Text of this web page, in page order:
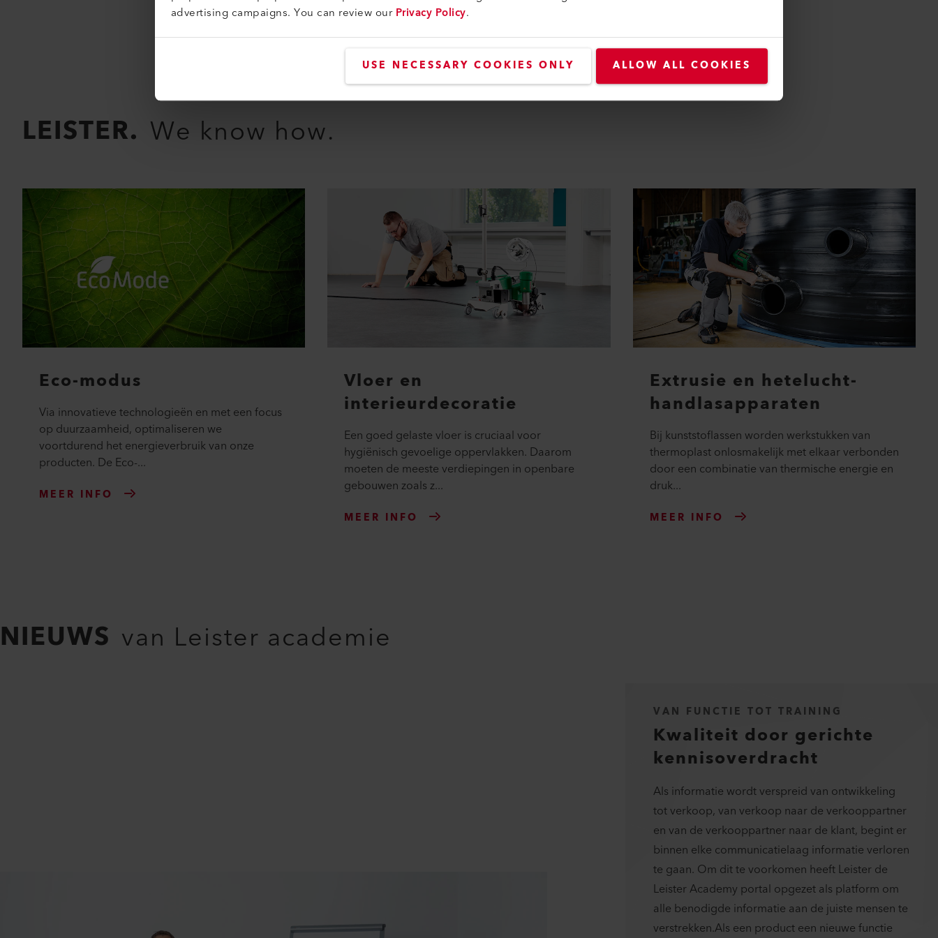
advertising campaigns. You can review ourPrivacy Policy.
USE NECESSARY COOKIES ONLY ALLOW ALL COOKIES
LEISTER. We know how.
Eco-modus
Via innovatieve technologieën en met een focus
op duurzaamheid, optimaliseren we
voortdurend het energieverbruik van onze
producten. De Eco-...
MEER INFO
Vloer en
interieurdecoratie
Een goed gelaste vloer is cruciaal voor
hygiënisch gevoelige oppervlakken. Daarom
moeten de meeste verdiepingen in openbare
gebouwen zoals z...
MEER INFO
Extrusie en hetelucht-
handlasapparaten
Bij kunststoflassen worden werkstukken van
thermoplast onlosmakelijk met elkaar verbonden
door een combinatie van thermische energie en
druk...
MEER INFO
NIEUWS van Leister academie
VAN FUNCTIE TOT TRAINING
Kwaliteit door gerichte
kennisoverdracht
Als informatie wordt verspreid van ontwikkeling
tot verkoop, van verkoop naar de verkooppartner
en van de verkooppartner naar de klant, begint er
binnen elke communicatielaag informatie verloren
te gaan. Om dit te voorkomen heeft Leister de
Leister Academy portal opgezet als platform om
alle benodigde informatie aan de juiste mensen te
verstrekken.Als een product een nieuwe functie